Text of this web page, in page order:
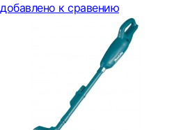
добавлено к сравению